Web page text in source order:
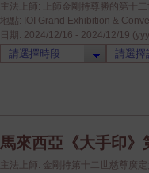
主法上師: 上師金剛持尊勝的第十
地點: IOI Grand Exhibition &
日期: 2024/12/16 - 2024/12/19
馬來西亞《大手印
主法上師: 金剛持第十二世慈尊廣